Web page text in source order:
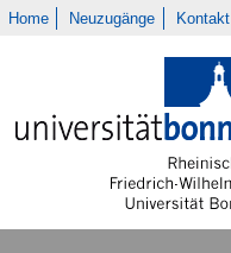
Home Neuzugänge Kontakt